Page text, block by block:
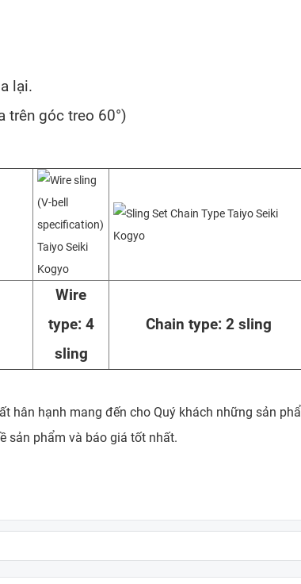
lại.
trên góc treo 60°)
Wire
type: 4
sling
Chain type: 2 sling
hân hạnh mang đến cho Quý khách những sản
sản phẩm và báo giá tốt nhất.